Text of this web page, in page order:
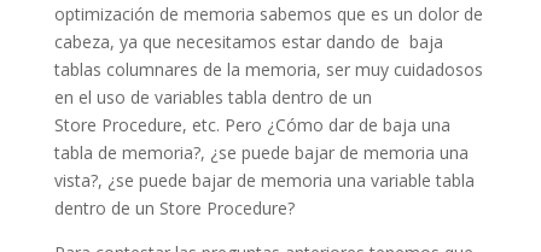
optimización de memoria sabemos que es un dolor de
cabeza, ya que necesitamos estar dando de baja
tablas columnares de la memoria, ser muy cuidadosos
en el uso de variables tabla dentro de un
Store Procedure, etc. Pero ¿Cómo dar de baja una
tabla de memoria?, ¿se puede bajar de memoria una
vista?, ¿se puede bajar de memoria una variable tabla
dentro de un Store Procedure?